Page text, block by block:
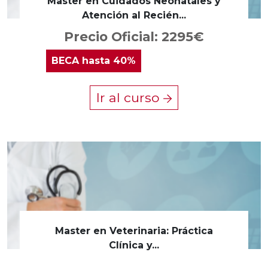
Atención al Recién...
Precio Oficial: 2295€
BECA hasta 40%
Ir al curso
Master en Veterinaria: Práctica
Clínica y...